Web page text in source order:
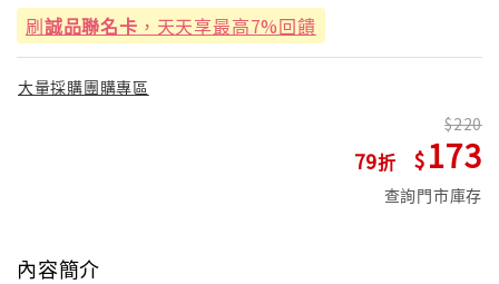
刷誠品聯名卡 ，天天享最高7%回饋
大量採購團購專區
79
220
173
查詢門市庫存
內容簡介